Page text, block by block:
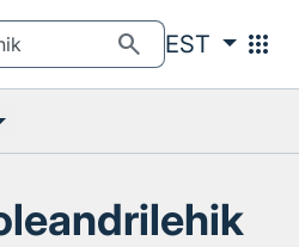
search EST apps